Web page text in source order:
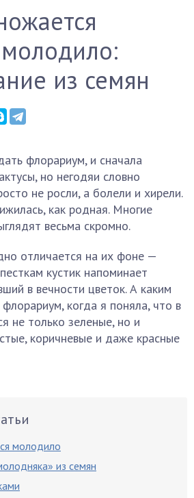
из семян
флорариум, и сначала
но негодяи словно
не росли, а болели и хирели.
как родная. Многие
весьма скромно.
отличается на их фоне —
кустик напоминает
в вечности цветок. А каким
когда я поняла, что в
не только зеленые, но и
коричневые и даже красные
молодило
из семян